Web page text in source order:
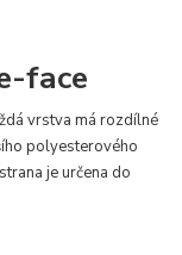
face
vrstva má rozdílné
polyesterového
je určena do